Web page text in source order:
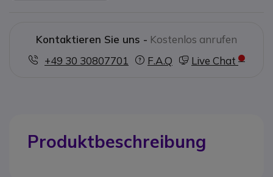
Kontaktieren Sie uns - Kostenlos anrufen
+49 30 30807701
F.A.Q Live Chat
Produktbeschreibung